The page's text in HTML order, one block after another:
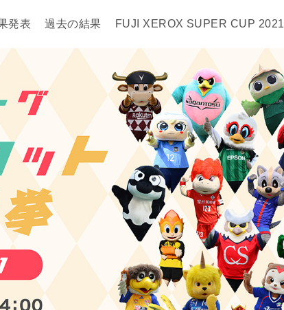
発表 過去の結果 FUJI XEROX SUPER CUP 2021